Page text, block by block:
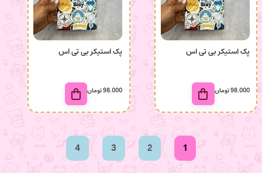
پک استیکر بی تی اس
98.000تومان
پک استیکر بی تی اس
98.000تومان
1
2
3
4